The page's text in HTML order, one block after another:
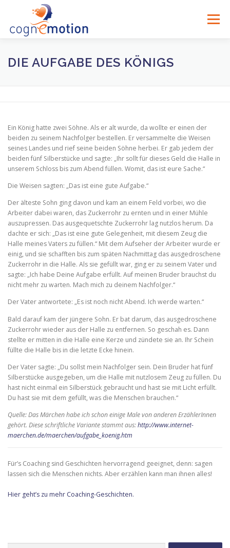
springen
Menü
DIE AUFGABE DES KÖNIGS
Ein König hatte zwei Söhne. Als er alt wurde, da wollte er einen der
beiden zu seinem Nachfolger bestellen. Er versammelte die Weisen
seines Landes und rief seine beiden Söhne herbei. Er gab jedem der
beiden fünf Silberstücke und sagte: „Ihr sollt für dieses Geld die Halle in
unserem Schloss bis zum Abend füllen. Womit, das ist eure Sache.“
Die Weisen sagten: „Das ist eine gute Aufgabe.“
Der älteste Sohn ging davon und kam an einem Feld vorbei, wo die
Arbeiter dabei waren, das Zuckerrohr zu ernten und in einer Mühle
auszupressen. Das ausgequetschte Zuckerrohr lag nutzlos herum. Da
dachte er sich: „Das ist eine gute Gelegenheit, mit diesem Zeug die
Halle meines Vaters zu füllen.“ Mit dem Aufseher der Arbeiter wurde er
einig, und sie schafften bis zum späten Nachmittag das ausgedroschene
Zuckerrohr in die Halle. Als sie gefüllt war, ging er zu seinem Vater und
sagte: „Ich habe Deine Aufgabe erfüllt. Auf meinen Bruder brauchst du
nicht mehr zu warten. Mach mich zu deinem Nachfolger.“
Der Vater antwortete: „Es ist noch nicht Abend. Ich werde warten.“
Bald darauf kam der jüngere Sohn. Er bat darum, das ausgedroschene
Zuckerrohr wieder aus der Halle zu entfernen. So geschah es. Dann
stellte er mitten in die Halle eine Kerze und zündete sie an. Ihr Schein
füllte die Halle bis in die letzte Ecke hinein.
Der Vater sagte: „Du sollst mein Nachfolger sein. Dein Bruder hat fünf
Silberstücke ausgegeben, um die Halle mit nutzlosem Zeug zu füllen. Du
hast nicht einmal ein Silberstück gebraucht und hast sie mit Licht erfüllt.
Du hast sie mit dem gefüllt, was die Menschen brauchen.“
Quelle: Das Märchen habe ich schon einige Male von anderen ErzählerInnen
gehört. Diese schriftliche Variante stammt aus:http://www.internet-
maerchen.de/maerchen/aufgabe_koenig.htm
Für’s Coaching sind Geschichten hervorragend geeignet, denn: sagen
lassen sich die Menschen nichts. Aber erzählen kann man ihnen alles!
Hier geht’s zu mehr Coaching-Geschichten.